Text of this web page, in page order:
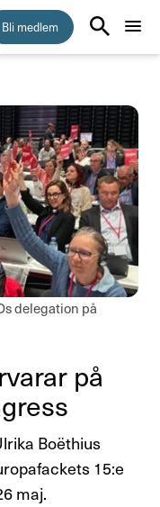
Bli medlem
Medlemskap
Råd & stöd
& opinion
Perspektiv
Nyheter
delegation på
på
Boëthius
15:e
maj.